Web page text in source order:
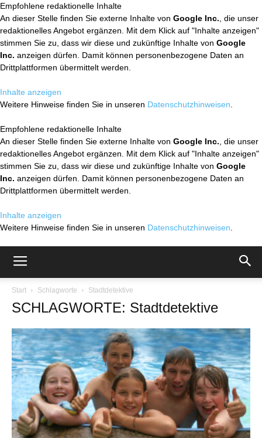
Empfohlene redaktionelle Inhalte
An dieser Stelle finden Sie externe Inhalte von Google Inc. , die unser
redaktionelles Angebot ergänzen. Mit dem Klick auf "Inhalte anzeigen"
stimmen Sie zu, dass wir diese und zukünftige Inhalte von Google
Inc. anzeigen dürfen. Damit können personenbezogene Daten an
Drittplattformen übermittelt werden.
Inhalte anzeigen
Weitere Hinweise finden Sie in unseren Datenschutzhinweisen
Empfohlene redaktionelle Inhalte
An dieser Stelle finden Sie externe Inhalte von Google Inc. , die unser
redaktionelles Angebot ergänzen. Mit dem Klick auf "Inhalte anzeigen"
stimmen Sie zu, dass wir diese und zukünftige Inhalte von Google
Inc. anzeigen dürfen. Damit können personenbezogene Daten an
Drittplattformen übermittelt werden.
Inhalte anzeigen
Weitere Hinweise finden Sie in unseren Datenschutzhinweisen
Start Schlagworte Stadtdetektive
SCHLAGWORTE: Stadtdetektive